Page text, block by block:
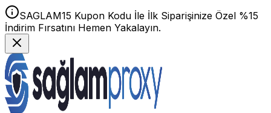
SAGLAM15 Kupon Kodu İle İlk Siparişinize Özel %15
İndirim Fırsatını Hemen Yakalayın.